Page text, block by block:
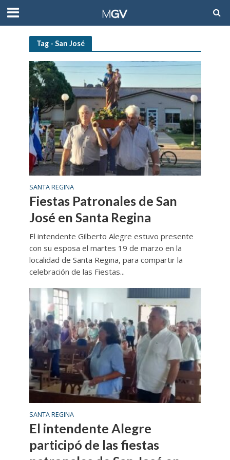
Tag - San José
SANTA REGINA
Fiestas Patronales de San
José en Santa Regina
El intendente Gilberto Alegre estuvo presente
con su esposa el martes 19 de marzo en la
localidad de Santa Regina, para compartir la
celebración de las Fiestas...
SANTA REGINA
El intendente Alegre
participó de las fiestas